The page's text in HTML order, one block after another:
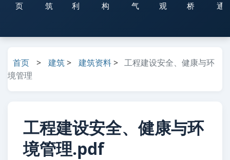
页
筑
利
构
气
观
桥
通
首页 > 建筑> 建筑资料> 工程建设安全、健康与环
境管理
工程建设安全、健康与环
境管理.pdf